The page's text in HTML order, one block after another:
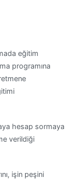
eğitim
programına
hesap sormaya
verildiği
işin peşini